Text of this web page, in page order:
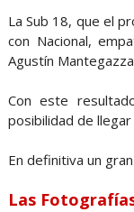
La Sub 18, que el
con Nacional,
Agustín
Con este
posibilidad de
En definitiva un
Las